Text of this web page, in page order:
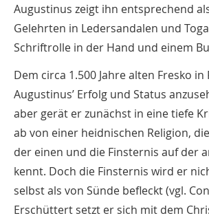
Augustinus zeigt ihn entsprechend
Gelehrten in Ledersandalen und
Schriftrolle in der Hand und einem
Dem circa 1.500 Jahre alten Fresko in
Augustinus’ Erfolg und Status
aber gerät er zunächst in eine tiefe
ab von einer heidnischen Religion,
der einen und die Finsternis auf der
kennt. Doch die Finsternis wird er
selbst als von Sünde befleckt (vgl.
Erschüttert setzt er sich mit dem